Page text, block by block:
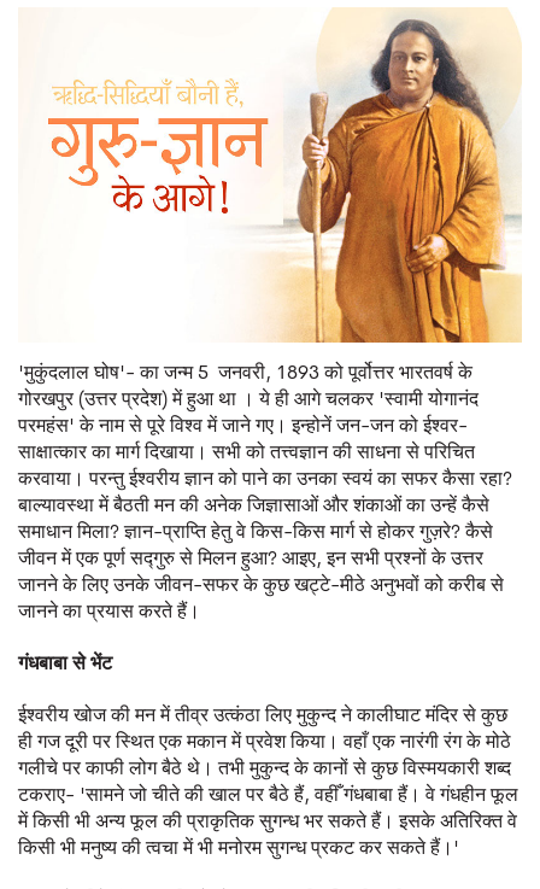
'मुकुंदलाल घोष'- का जन्म 5 जनवरी, 1893 को पूर्वोत्तर भारतवर्ष के
गोरखपुर (उत्तर प्रदेश) में हुआ था । ये ही आगे चलकर 'स्वामी योगानंद
परमहंस' के नाम से पूरे विश्व में जाने गए। इन्होनें जन-जन को ईश्वर-
साक्षात्कार का मार्ग दिखाया। सभी को तत्त्वज्ञान की साधना से परिचित
करवाया। परन्तु ईश्वरीय ज्ञान को पाने का उनका स्वयं का सफर कैसा रहा?
बाल्यावस्था में बैठती मन की अनेक जिज्ञासाओं और शंकाओं का उन्हें कैसे
समाधान मिला? ज्ञान-प्राप्ति हेतु वे किस-किस मार्ग से होकर गुज़रे? कैसे
जीवन में एक पूर्ण सद्गुरु से मिलन हुआ? आइए, इन सभी प्रश्नों के उत्तर
जानने के लिए उनके जीवन-सफर के कुछ खट्टे-मीठे अनुभवों को करीब से
जानने का प्रयास करते हैं।
गंधबाबा से भेंट
ईश्वरीय खोज की मन में तीव्र उत्कंठा लिए मुकुन्द ने कालीघाट मंदिर से कुछ
ही गज दूरी पर स्थित एक मकान में प्रवेश किया। वहाँ एक नारंगी रंग के मोठे
गलीचे पर काफी लोग बैठे थे। तभी मुकुन्द के कानों से कुछ विस्मयकारी शब्द
टकराए- 'सामने जो चीते की खाल पर बैठे हैं, वहीँ गंधबाबा हैं। वे गंधहीन फूल
में किसी भी अन्य फूल की प्राकृतिक सुगन्ध भर सकते हैं। इसके अतिरिक्त वे
किसी भी मनुष्य की त्वचा में भी मनोरम सुगन्ध प्रकट कर सकते हैं।'